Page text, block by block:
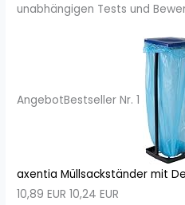
unabhängigen Tests und
AngebotBestseller Nr. 1
axentia Müllsackständer mit
10,89 EUR 10,24 EUR